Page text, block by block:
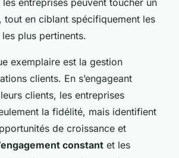
tout en ciblant spécifiquement les
plus pertinents.
exemplaire est la gestion
clients. En s’engageant
clients, les entreprises
la fidélité, mais identifient
de croissance et
constant et les